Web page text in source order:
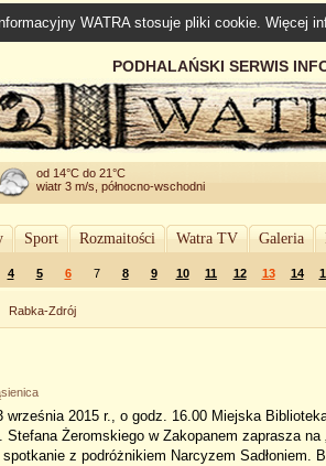
WATRA stosuje pliki cookie. Więcej
PODHALAŃSKI SERWIS
od 14°C do 21°C
wiatr 3 m/s, północno-wschodni
Sport Rozmaitości Watra TV Galeria
4 5 6 7 8 9 10 11 12 13 14
Rabka-Zdrój
września 2015 r., o godz. 16.00 Miejska
Stefana Żeromskiego w Zakopanem zaprasza na
spotkanie z podróżnikiem Narcyzem Sadłoniem.